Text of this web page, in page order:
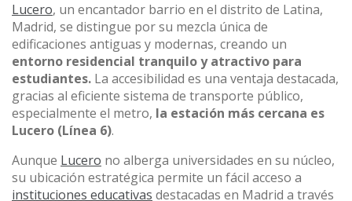
Lucero, un encantador barrio en el distrito de Latina,
Madrid, se distingue por su mezcla única de
edificaciones antiguas y modernas, creando un
entorno residencial tranquilo y atractivo para
estudiantes. La accesibilidad es una ventaja destacada,
gracias al eficiente sistema de transporte público,
especialmente el metro, la estación más cercana es
Lucero (Línea 6).
Aunque Lucero no alberga universidades en su núcleo,
su ubicación estratégica permite un fácil acceso a
instituciones educativas destacadas en Madrid a través